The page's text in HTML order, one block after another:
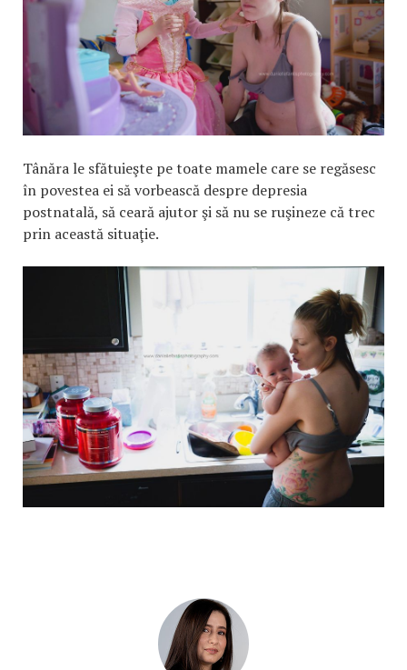
Tânăra le sfătuieşte pe toate mamele care se regăsesc
în povestea ei să vorbească despre depresia
postnatală, să ceară ajutor şi să nu se ruşineze că trec
prin această situaţie.